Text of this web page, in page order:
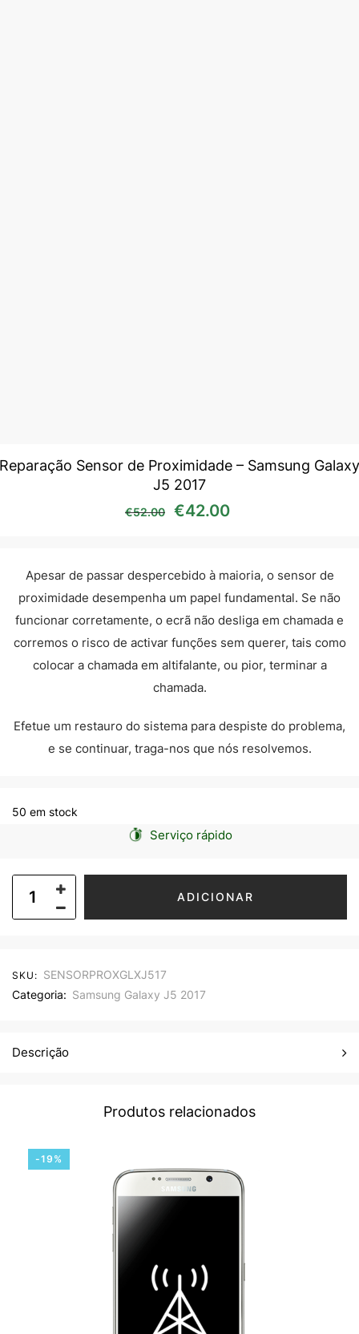
Reparação Sensor de Proximidade – Samsung Galaxy
J5 2017
€52.00 O preço original era:
€42.00
Apesar de passar despercebido à maioria, o sensor de
proximidade desempenha um papel fundamental. Se não
funcionar corretamente, o ecrã não desliga em chamada e
corremos o risco de activar funções sem querer, tais como
colocar a chamada em altifalante, ou pior, terminar a
chamada.
Efetue um restauro do sistema para despiste do problema,
e se continuar, traga-nos que nós resolvemos.
50 em stock
Serviço rápido
ADICIONAR
SKU: SENSORPROXGLXJ517
Categoria: Samsung Galaxy J5 2017
Descrição
Produtos relacionados
-19%